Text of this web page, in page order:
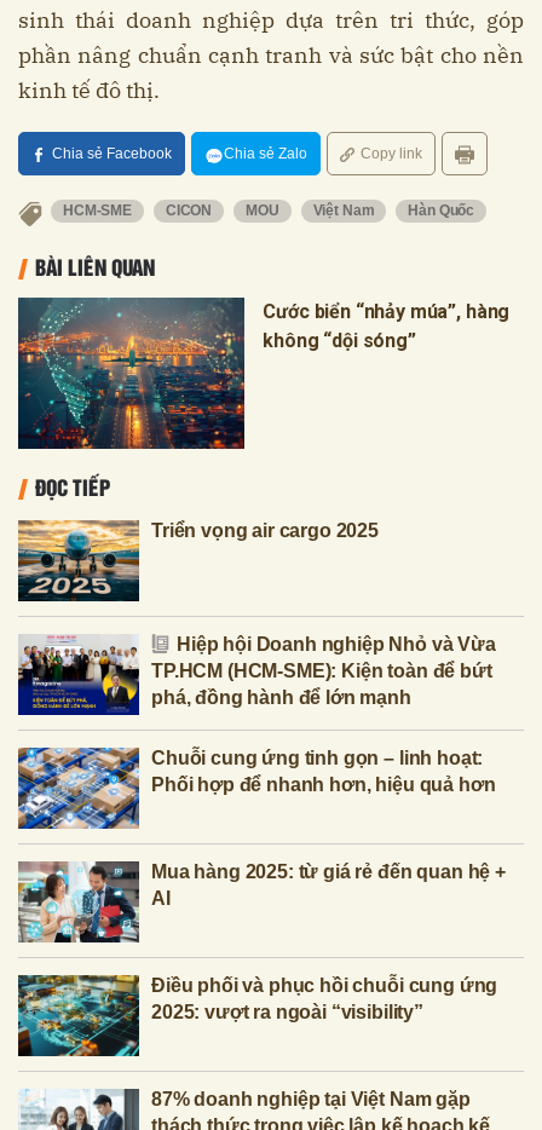
sinh thái doanh nghiệp dựa trên tri thức, góp
phần nâng chuẩn cạnh tranh và sức bật cho nền
kinh tế đô thị.
Chia sẻ Facebook Chia sẻ Zalo Copy link
HCM-SME CICON MOU Việt Nam Hàn Quốc
BÀI LIÊN QUAN
Cước biển “nhảy múa”, hàng
không “dội sóng”
ĐỌC TIẾP
Triển vọng air cargo 2025
Hiệp hội Doanh nghiệp Nhỏ và Vừa
TP.HCM (HCM-SME): Kiện toàn để bứt
phá, đồng hành để lớn mạnh
Chuỗi cung ứng tinh gọn – linh hoạt:
Phối hợp để nhanh hơn, hiệu quả hơn
Mua hàng 2025: từ giá rẻ đến quan hệ +
AI
Điều phối và phục hồi chuỗi cung ứng
2025: vượt ra ngoài “visibility”
87% doanh nghiệp tại Việt Nam gặp
thách thức trong việc lập kế hoạch kế